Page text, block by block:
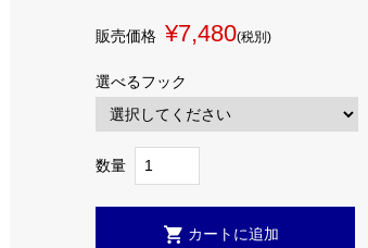
販売価格 ¥7,480(税別)
選べるフック
数量